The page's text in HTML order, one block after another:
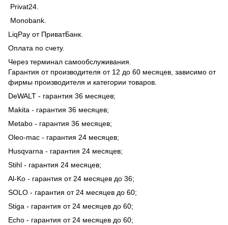
Privat24.
Monobank.
LiqPay от ПриватБанк.
Оплата по счету.
Через терминал самообслуживания.
Гарантия от производителя от 12 до 60 месяцев, зависимо от
фирмы производителя и категории товаров.
DeWALT - гарантия 36 месяцев;
Makita - гарантия 36 месяцев;
Metabo - гарантия 36 месяцев;
Oleo-mac - гарантия 24 месяцев;
Husqvarna - гарантия 24 месяцев;
Stihl - гарантия 24 месяцев;
Al-Ko - гарантия от 24 месяцев до 36;
SOLO - гарантия от 24 месяцев до 60;
Stiga - гарантия от 24 месяцев до 60;
Echo - гарантия от 24 месяцев до 60;